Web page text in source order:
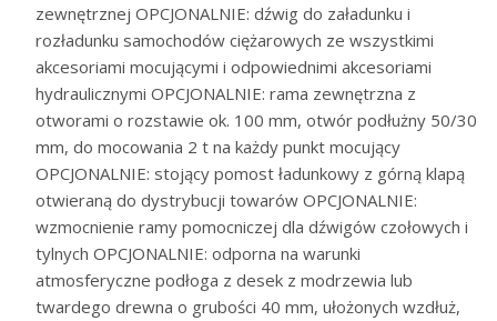
zewnętrznej OPCJONALNIE: dźwig do załadunku i
rozładunku samochodów ciężarowych ze wszystkimi
akcesoriami mocującymi i odpowiednimi akcesoriami
hydraulicznymi OPCJONALNIE: rama zewnętrzna z
otworami o rozstawie ok. 100 mm, otwór podłużny 50/30
mm, do mocowania 2 t na każdy punkt mocujący
OPCJONALNIE: stojący pomost ładunkowy z górną klapą
otwieraną do dystrybucji towarów OPCJONALNIE:
wzmocnienie ramy pomocniczej dla dźwigów czołowych i
tylnych OPCJONALNIE: odporna na warunki
atmosferyczne podłoga z desek z modrzewia lub
twardego drewna o grubości 40 mm, ułożonych wzdłuż,